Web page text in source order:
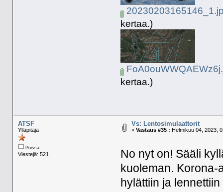
kertaa.)
kertaa.)
ATSF
Ylläpitäjä
Poissa
Viestejä: 521
Vs: Lentosimulaattorit
« Vastaus #35 : Helmikuu 04, 2023,
No nyt on! Sääli
kuoleman.
hylättiin ja